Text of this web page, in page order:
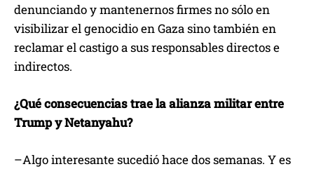
denunciando y mantenernos firmes no sólo en
visibilizar el genocidio en Gaza sino también en
reclamar el castigo a sus responsables directos e
indirectos.
¿Qué consecuencias trae la alianza militar entre
Trump y Netanyahu?
–Algo interesante sucedió hace dos semanas. Y es